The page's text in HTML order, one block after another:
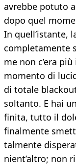
avrebbe potuto
dopo quel
In quell’istante,
completamente
me non c’era
momento di
di totale
soltanto. E hai
finita, tutto il
finalmente
talmente
nient’altro; non